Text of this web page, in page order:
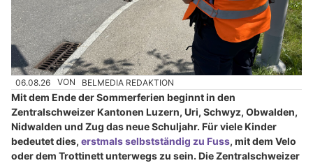
06.08.26 VON BELMEDIA REDAKTION
Mit dem Ende der Sommerferien beginnt in den
Zentralschweizer Kantonen Luzern, Uri, Schwyz, Obwalden,
Nidwalden und Zug das neue Schuljahr. Für viele Kinder
bedeutet dies, erstmals selbstständig zu Fuss, mit dem Velo
oder dem Trottinett unterwegs zu sein. Die Zentralschweizer